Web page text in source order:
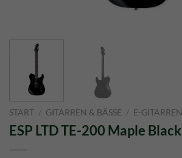
START / GITARREN & BÄSSE / E-GITARREN
ESP LTD TE-200 Maple Black